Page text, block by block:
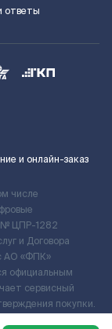
ответы
и онлайн-заказ
числе
№ ЦПР-1282
и Договора
АО «ФПК»
официальным
сервисный
покупки.